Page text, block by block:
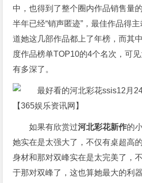
中，也得到了整个圈内作品销售量
半年已经“销声匿迹”，最佳作品得
道她这几部作品都上了年榜，而其
度作品榜单TOP10的4个名次，可
有多深了。
如果有欣赏过河北彩花新作的
她实在是太强大了，不仅有桌超高
身材和那对双峰实在是太完美了，
于那对双峰了，这也算她最大的利